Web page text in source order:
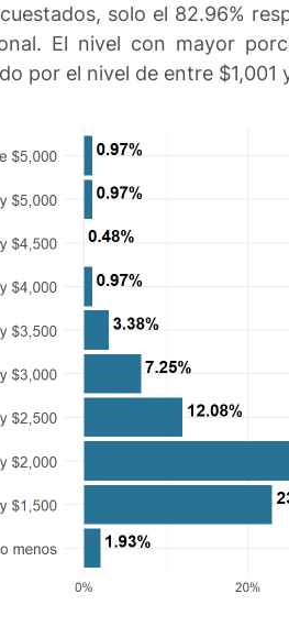
solo el 82.96%
El nivel con mayor
por el nivel de entre $1,001